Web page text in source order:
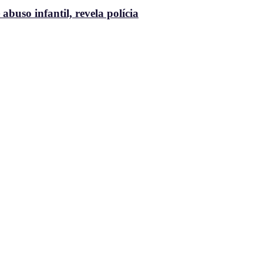
abuso infantil, revela polícia